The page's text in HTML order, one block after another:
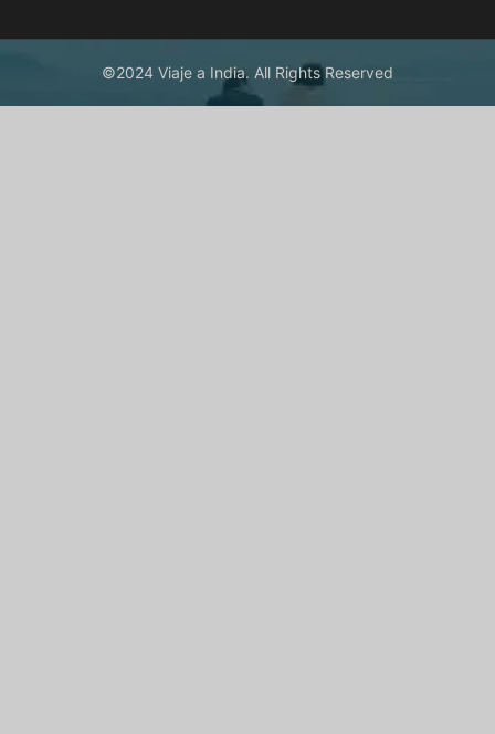
©2024 Viaje a India. All Rights Reserved